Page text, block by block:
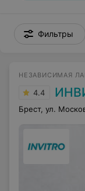
Фильтры
НЕЗАВИСИМАЯ
4.4
Брест, ул.